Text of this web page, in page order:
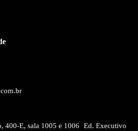
400-E, sala 1005 e 1006 Ed. Executivo